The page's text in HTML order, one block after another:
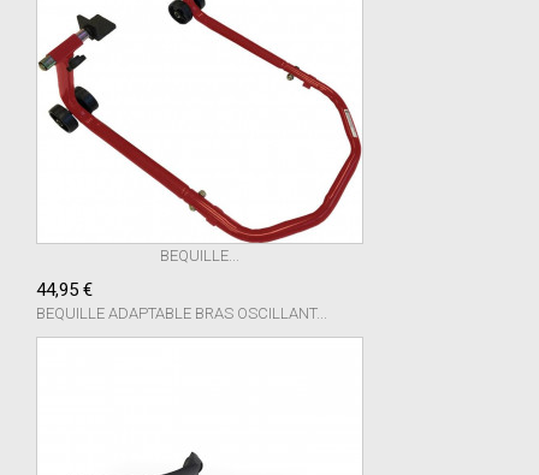
BEQUILLE...
44,95 €
BEQUILLE ADAPTABLE BRAS OSCILLANT...